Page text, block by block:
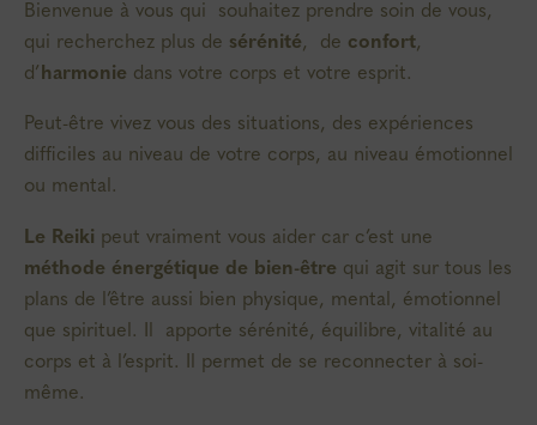
Bienvenue à vous qui souhaitez prendre soin de vous,
qui recherchez plus de sérénité, de confort,
d’ harmonie dans votre corps et votre esprit.
Peut-être vivez vous des situations, des expériences
difficiles au niveau de votre corps, au niveau émotionnel
ou mental.
Le Reiki peut vraiment vous aider car c’est une
méthode énergétique de bien-être qui agit sur tous les
plans de l’être aussi bien physique, mental, émotionnel
que spirituel. Il apporte sérénité, équilibre, vitalité au
corps et à l’esprit. Il permet de se reconnecter à soi-
même.